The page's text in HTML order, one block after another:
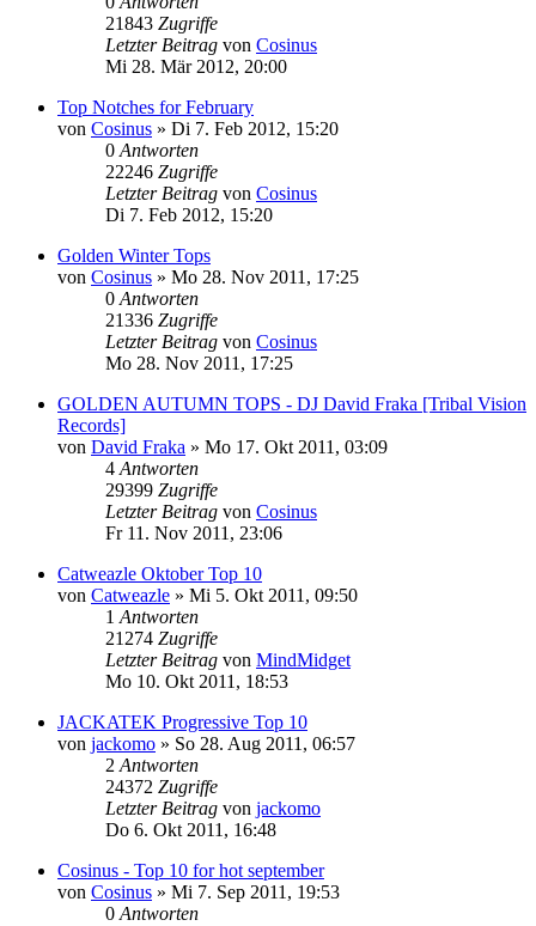
21843 Zugriffe
Letzter Beitrag von Cosinus
Mi 28. Mär 2012, 20:00
Top Notches for February
von Cosinus » Di 7. Feb 2012, 15:20
0 Antworten
22246 Zugriffe
Letzter Beitrag von Cosinus
Di 7. Feb 2012, 15:20
Golden Winter Tops
von Cosinus » Mo 28. Nov 2011, 17:25
0 Antworten
21336 Zugriffe
Letzter Beitrag von Cosinus
Mo 28. Nov 2011, 17:25
GOLDEN AUTUMN TOPS - DJ David Fraka [Tribal Vision
Records]
von David Fraka » Mo 17. Okt 2011, 03:09
4 Antworten
29399 Zugriffe
Letzter Beitrag von Cosinus
Fr 11. Nov 2011, 23:06
Catweazle Oktober Top 10
von Catweazle » Mi 5. Okt 2011, 09:50
1 Antworten
21274 Zugriffe
Letzter Beitrag von MindMidget
Mo 10. Okt 2011, 18:53
JACKATEK Progressive Top 10
von jackomo » So 28. Aug 2011, 06:57
2 Antworten
24372 Zugriffe
Letzter Beitrag von jackomo
Do 6. Okt 2011, 16:48
Cosinus - Top 10 for hot september
von Cosinus » Mi 7. Sep 2011, 19:53
0 Antworten